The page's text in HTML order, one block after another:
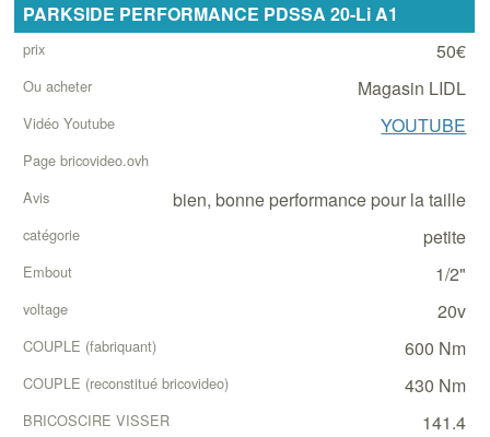
PARKSIDE PERFORMANCE PDSSA 20-Li A1
50€
Magasin LIDL
YOUTUBE
bien, bonne performance pour la taille
petite
1/2"
20v
600 Nm
430 Nm
141.4